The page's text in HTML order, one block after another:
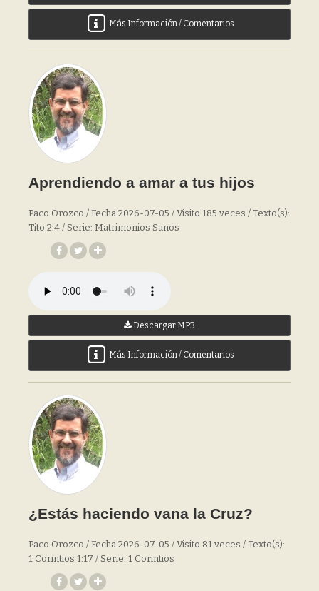
Más Información / Comentarios
Aprendiendo a amar a tus hijos
Paco Orozco / Fecha 2026-07-05 / Visito 185 veces / Texto(s):
Tito 2:4 / Serie: Matrimonios Sanos
Descargar MP3
Más Información / Comentarios
¿Estás haciendo vana la Cruz?
Paco Orozco / Fecha 2026-07-05 / Visito 81 veces / Texto(s):
1 Corintios 1:17 / Serie: 1 Corintios